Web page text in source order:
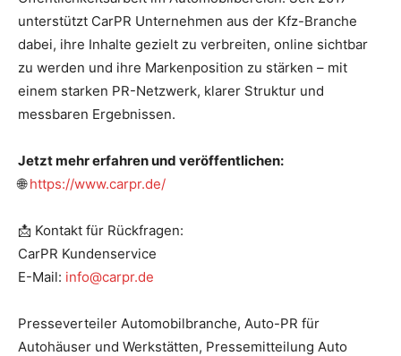
unterstützt CarPR Unternehmen aus der Kfz-Branche
dabei, ihre Inhalte gezielt zu verbreiten, online sichtbar
zu werden und ihre Markenposition zu stärken – mit
einem starken PR-Netzwerk, klarer Struktur und
messbaren Ergebnissen.
Jetzt mehr erfahren und veröffentlichen:
🌐https://www.carpr.de/
📩 Kontakt für Rückfragen:
CarPR Kundenservice
E-Mail: info@carpr.de
Presseverteiler Automobilbranche, Auto-PR für
Autohäuser und Werkstätten, Pressemitteilung Auto